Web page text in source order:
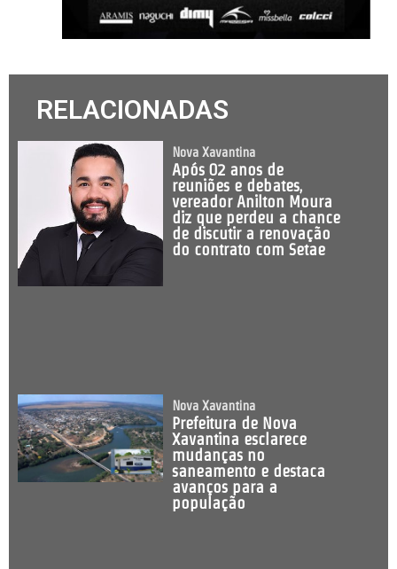
RELACIONADAS
Nova Xavantina
Após 02 anos de
reuniões e debates,
vereador Anilton Moura
diz que perdeu a chance
de discutir a renovação
do contrato com Setae
Nova Xavantina
Prefeitura de Nova
Xavantina esclarece
mudanças no
saneamento e destaca
avanços para a
população